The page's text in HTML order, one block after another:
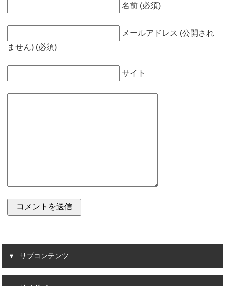
名前 (必須)
メールアドレス (公開され
ません) (必須)
サイト
サブコンテンツ